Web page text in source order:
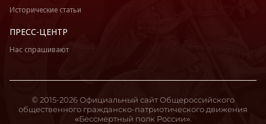
Исторические статьи
ПРЕСС-ЦЕНТР
Нас спрашивают
© 2015-2026 Официальный сайт Общероссийского
общественного гражданско-патриотического движения
«Бессмертный полк России».